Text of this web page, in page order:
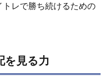
レで勝ち続けるための
を見る力